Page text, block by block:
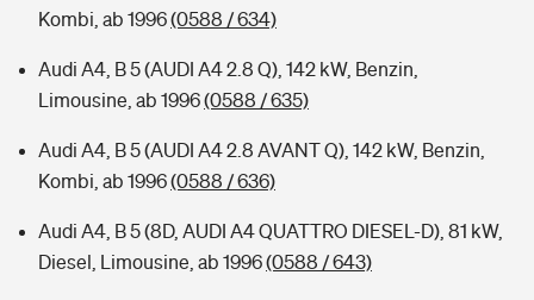
Kombi, ab 1996(0588 / 634)
Audi A4, B 5 (AUDI A4 2.8 Q), 142 kW, Benzin,
Limousine, ab 1996(0588 / 635)
Audi A4, B 5 (AUDI A4 2.8 AVANT Q), 142 kW, Benzin,
Kombi, ab 1996(0588 / 636)
Audi A4, B 5 (8D, AUDI A4 QUATTRO DIESEL-D), 81 kW,
Diesel, Limousine, ab 1996(0588 / 643)